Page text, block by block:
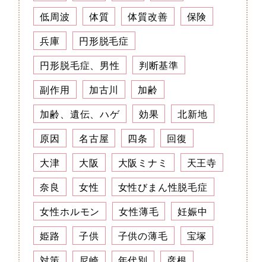
低周波
体質 体質改善
保険
兵庫
円形脱毛症
円形脱毛症、男性
判断基準
副作用
加古川
加齢
加齢、遺伝、ハゲ
効果
北新地
原因
名古屋 四条
回復
大津
大阪 大阪ミナミ
天王寺
奈良
女性
女性びまん性脱毛症
女性ホルモン
女性薄毛
妊娠中
姫路
子供 子供の薄毛
宝塚